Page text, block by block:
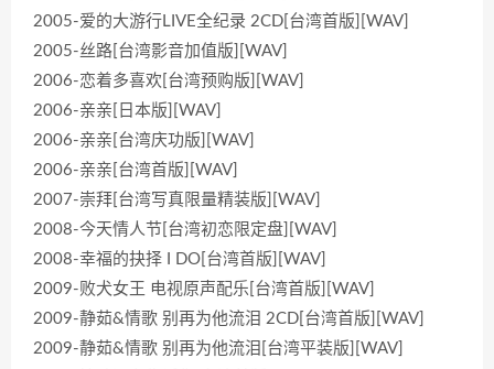
2005-爱的大游行LIVE全纪录 2CD[台湾首版][WAV]
2005-丝路[台湾影音加值版][WAV]
2006-恋着多喜欢[台湾预购版][WAV]
2006-亲亲[日本版][WAV]
2006-亲亲[台湾庆功版][WAV]
2006-亲亲[台湾首版][WAV]
2007-崇拜[台湾写真限量精装版][WAV]
2008-今天情人节[台湾初恋限定盘][WAV]
2008-幸福的抉择 I DO[台湾首版][WAV]
2009-败犬女王 电视原声配乐[台湾首版][WAV]
2009-静茹&情歌 别再为他流泪 2CD[台湾首版][WAV]
2009-静茹&情歌 别再为他流泪[台湾平装版][WAV]